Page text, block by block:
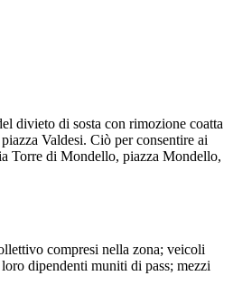
divieto di sosta con rimozione coatta
Valdesi. Ciò per consentire ai
Torre di Mondello, piazza Mondello,
compresi nella zona; veicoli
dipendenti muniti di pass; mezzi